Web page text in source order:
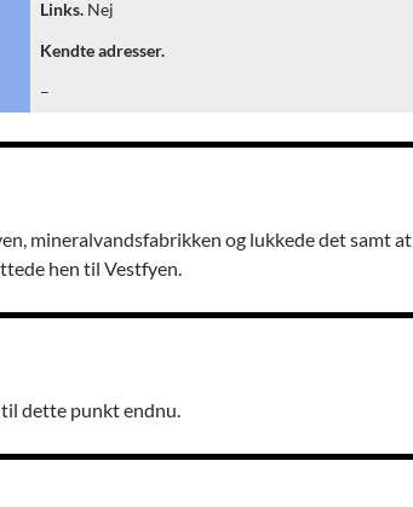
Links. Nej
Kendte adresser.
–
mineralvandsfabrikken og lukkede det samt at
hen til Vestfyen.
dette punkt endnu.